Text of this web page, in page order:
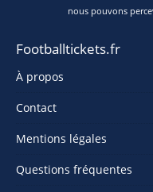
nous pouvons
Footballtickets.fr
À propos
Contact
Mentions légales
Questions fréquentes